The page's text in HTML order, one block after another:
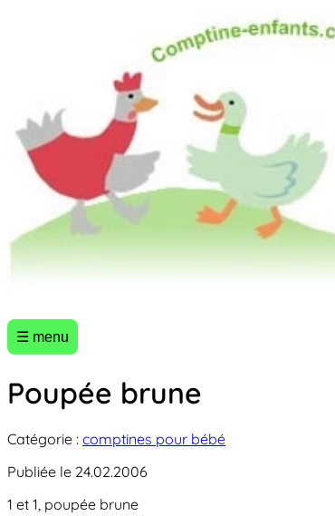
☰ menu
Poupée brune
Catégorie : comptines pour bébé
Publiée le 24.02.2006
1 et 1, poupée brune